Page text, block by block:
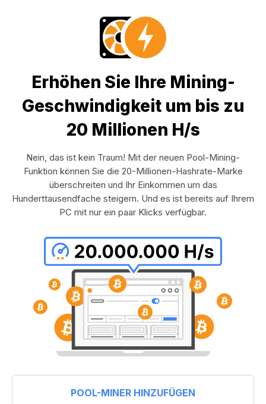
Erhöhen Sie Ihre Mining-
Geschwindigkeit um bis zu
20 Millionen H/s
Nein, das ist kein Traum! Mit der neuen Pool-Mining-
Funktion können Sie die 20-Millionen-Hashrate-Marke
überschreiten und Ihr Einkommen um das
Hunderttausendfache steigern. Und es ist bereits auf Ihrem
PC mit nur ein paar Klicks verfügbar.
POOL-MINER HINZUFÜGEN